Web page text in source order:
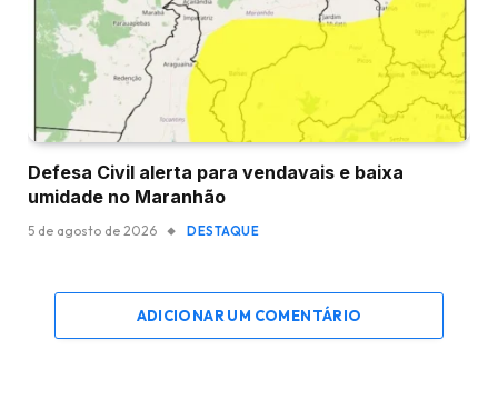
Defesa Civil alerta para vendavais e baixa
umidade no Maranhão
5 de agosto de 2026 DESTAQUE
ADICIONAR UM COMENTÁRIO